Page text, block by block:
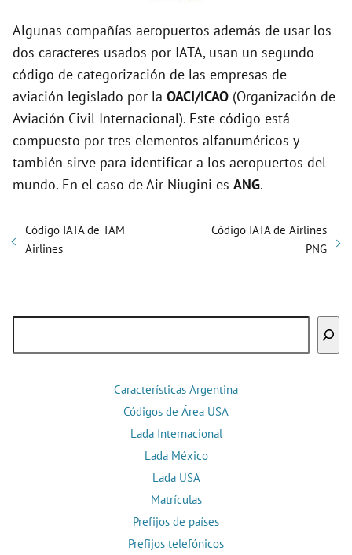
Algunas compañías aeropuertos además de usar los
dos caracteres usados por IATA, usan un segundo
código de categorización de las empresas de
aviación legislado por la OACI/ICAO (Organización de
Aviación Civil Internacional). Este código está
compuesto por tres elementos alfanuméricos y
también sirve para identificar a los aeropuertos del
mundo. En el caso de Air Niugini es ANG.
Código IATA de TAM
Airlines
Código IATA de Airlines
PNG
Características Argentina
Códigos de Área USA
Lada Internacional
Lada México
Lada USA
Matrículas
Prefijos de países
Prefijos telefónicos